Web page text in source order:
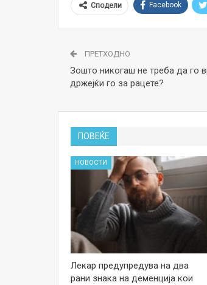
Сподели Facebook
ПРЕТХОДНО
Зошто никогаш не треба да го
држејќи го за рацете?
ПОВЕЌЕ
НОВОСТИ
Лекар предупредува на два
рани знака на деменција кои